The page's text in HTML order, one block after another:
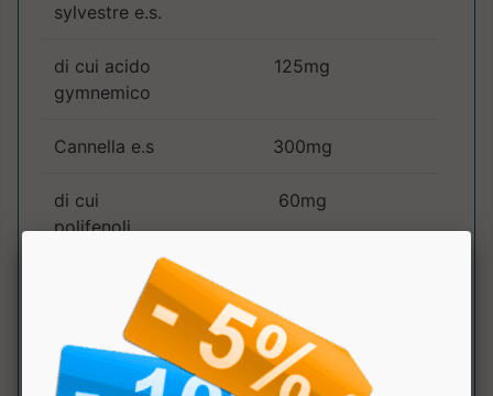
sylvestre e.s.
di cui acido
gymnemico
125mg
Cannella e.s 300mg
di cui
polifenoli
60mg
Acido R-alfa-
Cromo 200 µg